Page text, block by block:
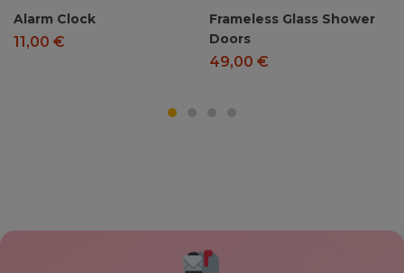
Alarm Clock
11,00 €
Frameless Glass Shower
Doors
49,00 €